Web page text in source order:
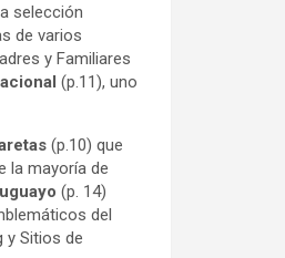
selección
de varios
y Familiares
(p.11), uno
(p.10) que
la mayoría de
(p. 14)
del
y Sitios de